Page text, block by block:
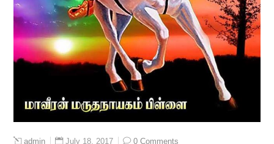
admin July 18, 2017 0 Comments